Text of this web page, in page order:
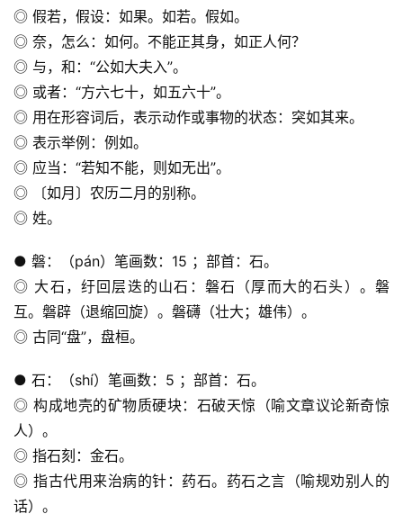
◎ 假若，假设：如果。如若。假如。
◎ 奈，怎么：如何。不能正其身，如正人何？
◎ 与，和：“公如大夫入”。
◎ 或者：“方六七十，如五六十”。
◎ 用在形容词后，表示动作或事物的状态：突如其来。
◎ 表示举例：例如。
◎ 应当：“若知不能，则如无出”。
◎ 〔如月〕农历二月的别称。
◎ 姓。
● 磐：（pán）笔画数：15 ；部首：石。
◎ 大石，纡回层迭的山石：磐石（厚而大的石头）。磐
互。磐辟（退缩回旋）。磐礴（壮大；雄伟）。
◎ 古同“盘”，盘桓。
● 石：（shí）笔画数：5 ；部首：石。
◎ 构成地壳的矿物质硬块：石破天惊（喻文章议论新奇惊
人）。
◎ 指石刻：金石。
◎ 指古代用来治病的针：药石。药石之言（喻规劝别人的
话）。